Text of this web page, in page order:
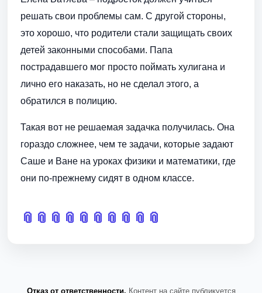
решать свои проблемы сам. С другой стороны,
это хорошо, что родители стали защищать своих
детей законными способами. Папа
пострадавшего мог просто поймать хулигана и
лично его наказать, но не сделал этого, а
обратился в полицию.
Такая вот не решаемая задачка получилась. Она
гораздо сложнее, чем те задачи, которые задают
Саше и Ване на уроках физики и математики, где
они по-прежнему сидят в одном классе.
📎 📎 📎 📎 📎 📎 📎 📎 📎 📎
Отказ от ответственности. Контент на сайте публикуется